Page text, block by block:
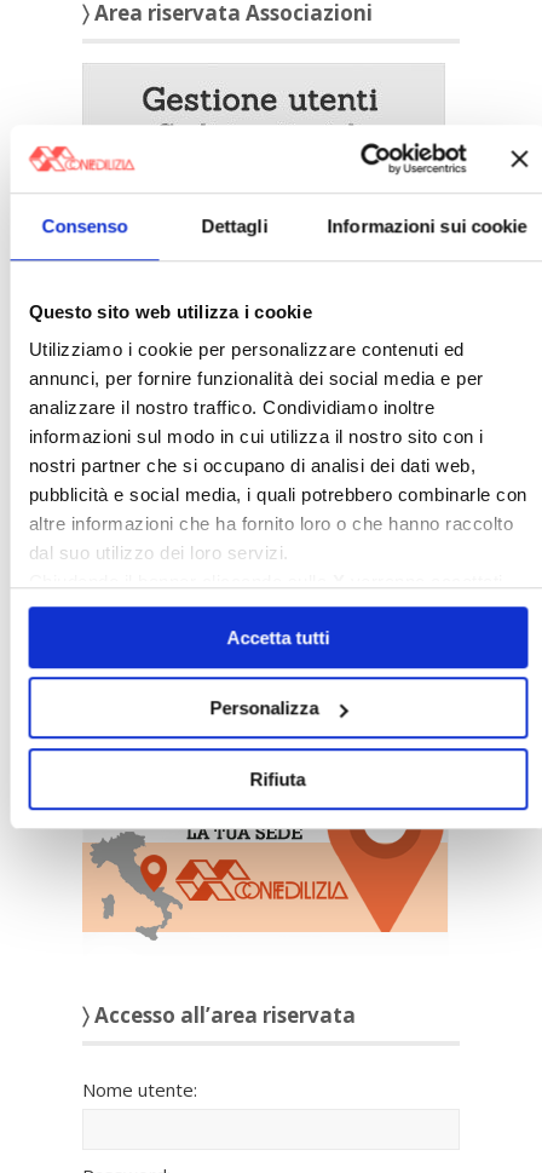
Consenso Dettagli Informazioni sui cookie
Questo sito web utilizza i cookie
Utilizziamo i cookie per personalizzare contenuti ed
annunci, per fornire funzionalità dei social media e per
analizzare il nostro traffico. Condividiamo inoltre
informazioni sul modo in cui utilizza il nostro sito con i
nostri partner che si occupano di analisi dei dati web,
pubblicità e social media, i quali potrebbero combinarle con
altre informazioni che ha fornito loro o che hanno raccolto
dal suo utilizzo dei loro servizi.
solo i cookie necessari.
Accetta tutti
Personalizza
Rifiuta
〉 Area riservata Associazioni
〉 5 ragioni per aderire a Confedilizia
〉 Accesso all’area riservata
Nome utente: